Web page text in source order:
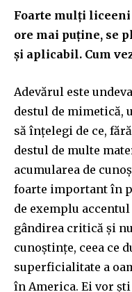
Foarte mulți
ore mai puține, se
și aplicabil. Cum
Adevărul este
destul de mimetică,
să înțelegi de ce,
destul de multe
acumularea de
foarte important în
de exemplu
gândirea critică și
cunoștințe, ceea ce
superficialitate a
în America. Ei vor ști